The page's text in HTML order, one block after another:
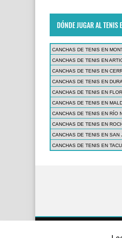
DÓNDE JUGAR AL TENIS
CANCHAS DE TENIS EN
CANCHAS DE TENIS EN
CANCHAS DE TENIS EN
CANCHAS DE TENIS EN
CANCHAS DE TENIS EN
CANCHAS DE TENIS EN
CANCHAS DE TENIS EN RÍO
CANCHAS DE TENIS EN
CANCHAS DE TENIS EN SAN
CANCHAS DE TENIS EN